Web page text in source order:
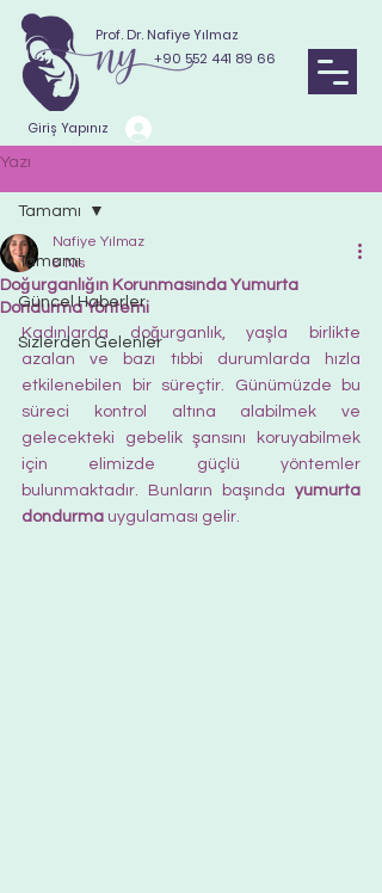
Prof. Dr. Nafiye Yılmaz
+90 552 441 89 66
Giriş Yapınız
Yazı
Tamamı
Güncel Haberler
Sizlerden Gelenler
Tamamı
Doğurganlığın Korunmasında Yumurta
Dondurma Yöntemi
Nafiye Yılmaz
8 Nis
Kadınlarda doğurganlık, yaşla birlikte
azalan ve bazı tıbbi durumlarda hızla
etkilenebilen bir süreçtir. Günümüzde bu
süreci kontrol altına alabilmek ve
gelecekteki gebelik şansını koruyabilmek
için elimizde güçlü yöntemler
bulunmaktadır. Bunların başında yumurta
dondurma uygulaması gelir.